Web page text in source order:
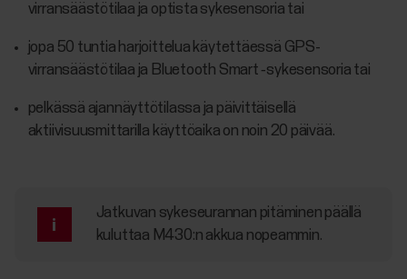
virransäästötilaa ja optista sykesensoria tai
jopa 50 tuntia harjoittelua käytettäessä GPS-
virransäästötilaa ja Bluetooth Smart ‑sykesensoria tai
pelkässä ajannäyttötilassa ja päivittäisellä
aktiivisuusmittarilla käyttöaika on noin 20 päivää.
Jatkuvan sykeseurannan pitäminen päällä
kuluttaa M430:n akkua nopeammin.